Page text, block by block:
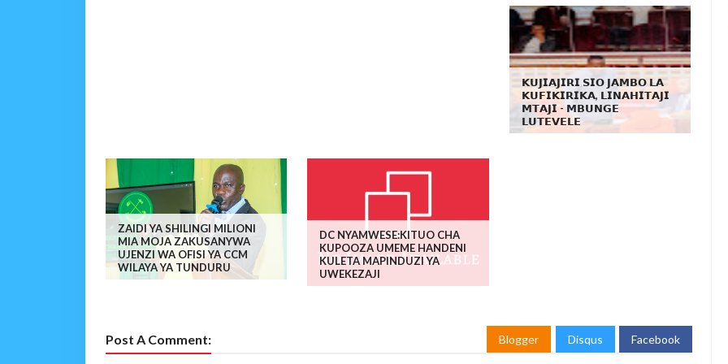
𝗞𝗨𝗝𝗜𝗔𝗝𝗜𝗥𝗜 𝗦𝗜𝗢 𝗝𝗔𝗠𝗕𝗢 𝗟𝗔
𝗞𝗨𝗙𝗜𝗞𝗜𝗥𝗜𝗞𝗔, 𝗟𝗜𝗡𝗔𝗛𝗜𝗧𝗔𝗝𝗜
𝗠𝗧𝗔𝗝𝗜 - 𝗠𝗕𝗨𝗡𝗚𝗘
𝗟𝗨𝗧𝗘𝗩𝗘𝗟𝗘
ZAIDI YA SHILINGI MILIONI
MIA MOJA ZAKUSANYWA
UJENZI WA OFISI YA CCM
WILAYA YA TUNDURU
DC NYAMWESE:KITUO CHA
KUPOOZA UMEME HANDENI
KULETA MAPINDUZI YA
UWEKEZAJI
Post A Comment: Blogger Disqus Facebook